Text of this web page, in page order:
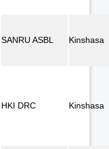
SANRU ASBL Kinshasa
HKI DRC Kinshasa